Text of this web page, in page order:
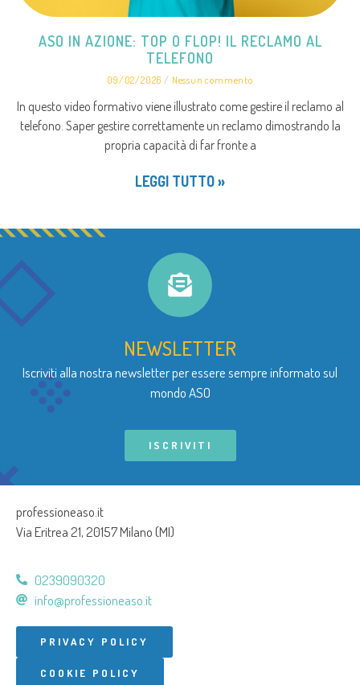
ASO IN AZIONE: TOP O FLOP! IL RECLAMO AL
TELEFONO
09/02/2026 Nessun commento
In questo video formativo viene illustrato come gestire il reclamo al
telefono. Saper gestire correttamente un reclamo dimostrando la
propria capacità di far fronte a
LEGGI TUTTO »
NEWSLETTER
Iscriviti alla nostra newsletter per essere sempre informato sul
mondo ASO
ISCRIVITI
professioneaso.it
Via Eritrea 21, 20157 Milano (MI)
0239090320
info@professioneaso.it
PRIVACY POLICY
COOKIE POLICY